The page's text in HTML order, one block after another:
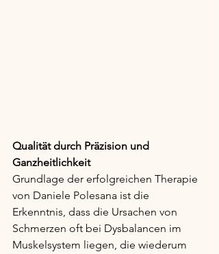
Qualität durch Präzision und
Ganzheitlichkeit
Grundlage der erfolgreichen Therapie
von Daniele Polesana ist die
Erkenntnis, dass die Ursachen von
Schmerzen oft bei Dysbalancen im
Muskelsystem liegen, die wiederum